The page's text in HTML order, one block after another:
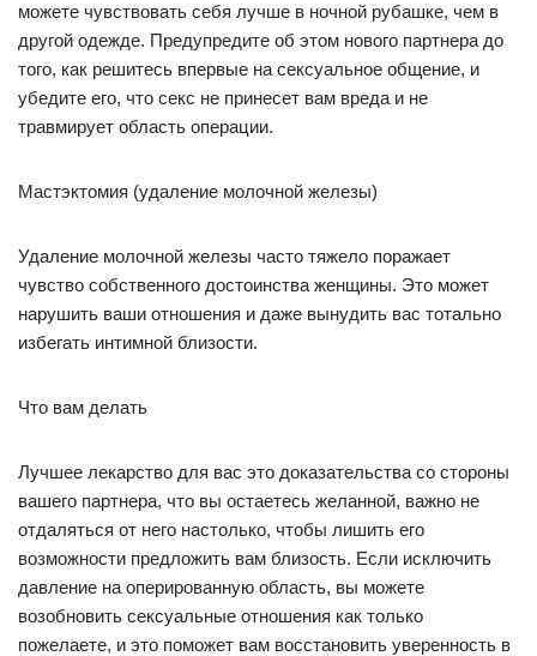
можете чувствовать себя лучше в ночной рубашке, чем в
другой одежде. Предупредите об этом нового партнера до
того, как решитесь впервые на сексуальное общение, и
убедите его, что секс не принесет вам вреда и не
травмирует область операции.
Мастэктомия (удаление молочной железы)
Удаление молочной железы часто тяжело поражает
чувство собственного достоинства женщины. Это может
нарушить ваши отношения и даже вынудить вас тотально
избегать интимной близости.
Что вам делать
Лучшее лекарство для вас это доказательства со стороны
вашего партнера, что вы остаетесь желанной, важно не
отдаляться от него настолько, чтобы лишить его
возможности предложить вам близость. Если исключить
давление на оперированную область, вы можете
возобновить сексуальные отношения как только
пожелаете, и это поможет вам восстановить уверенность в